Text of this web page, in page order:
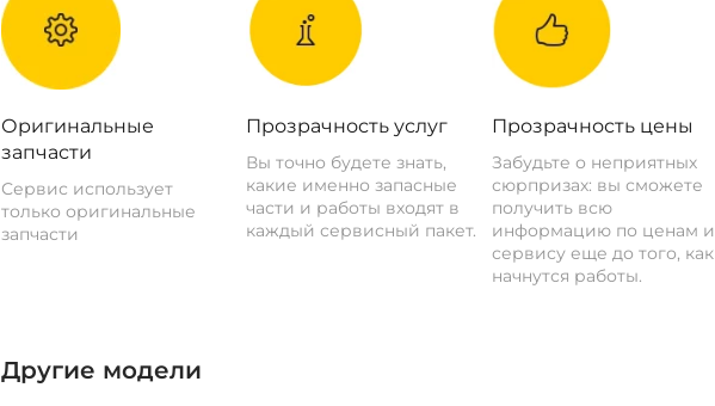
Оригинальные
запчасти
Сервис использует
только оригинальные
запчасти
Прозрачность услуг
Вы точно будете знать,
какие именно запасные
части и работы входят в
каждый сервисный пакет.
Прозрачность цены
Забудьте о неприятных
сюрпризах: вы сможете
получить всю
информацию по ценам и
сервису еще до того, как
начнутся работы.
Другие модели